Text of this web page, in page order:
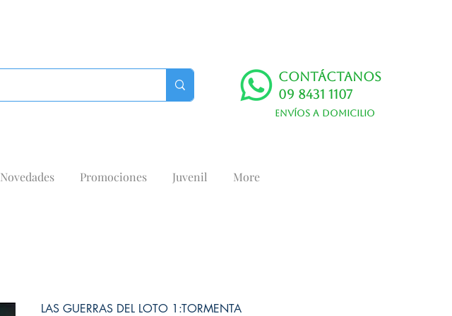
Contáctanos
09 8431 1107
Envíos a domicilio
Novedades Promociones Juvenil More
LAS GUERRAS DEL LOTO 1:TORMENTA⁣